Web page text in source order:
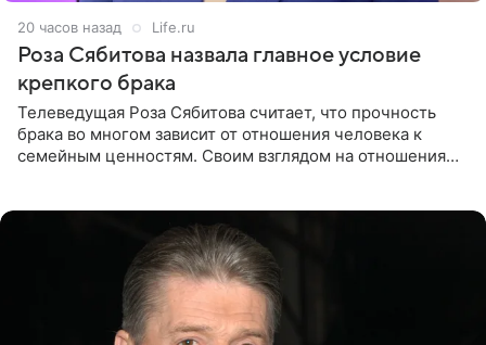
20 часов назад Life.ru
Роза Сябитова назвала главное условие
крепкого брака
Телеведущая Роза Сябитова считает, что прочность
брака во многом зависит от отношения человека к
семейным ценностям. Своим взглядом на отношения